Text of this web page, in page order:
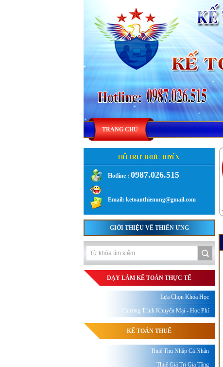
TRANG CHỦ
Hotline : 0987.026.515
.
Email: ketoanthienung@gmail.com
GIỚI THIỆU VỀ THIÊN ƯNG
DẠY LÀM KẾ TOÁN THỰC TẾ
Lựa Chọn Khóa Học
Chương Trình Khuyến Mại - Học Phí
KẾ TOÁN THUẾ
Thuế Thu Nhập Cá Nhân
Thuế Giá Trị Gia Tăng